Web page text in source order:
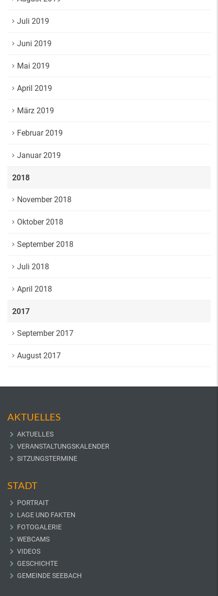
Juli 2019
Juni 2019
Mai 2019
April 2019
März 2019
Februar 2019
Januar 2019
2018
November 2018
Oktober 2018
September 2018
Juli 2018
April 2018
2017
September 2017
August 2017
AKTUELLES
AKTUELLES
VERANSTALTUNGSKALENDER
SITZUNGSTERMINE
STADT
PORTRAIT
LAGE UND FAKTEN
FOTOGALERIE
WEBCAMS
VIDEOS
GESCHICHTE
GEMEINDE SEEBACH